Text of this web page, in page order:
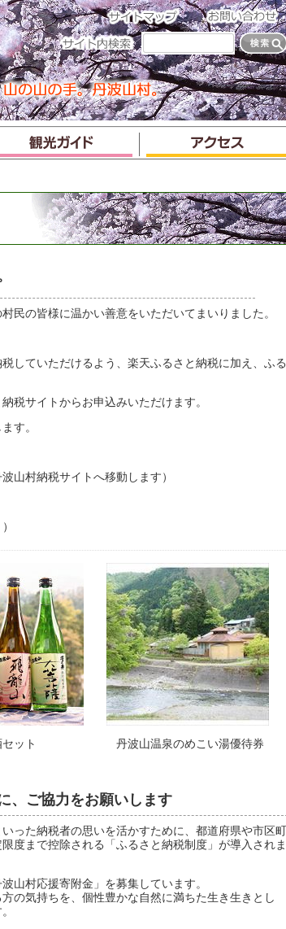
民の皆様に温かい善意をいただいてまいりました。
していただけるよう、楽天ふるさと納税に加え、ふる
税サイトからお申込みいただけます。
す。
山村納税サイトへ移動します）
。）
セット 丹波山温泉のめこい湯優待券
、ご協力をお願いします
った納税者の思いを活かすために、都道府県や市区町
度まで控除される「ふるさと納税制度」が導入されま
山村応援寄附金」を募集しています。
の気持ちを、個性豊かな自然に満ちた生き生きとし